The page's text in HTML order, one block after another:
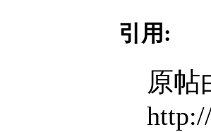
引用:
原帖